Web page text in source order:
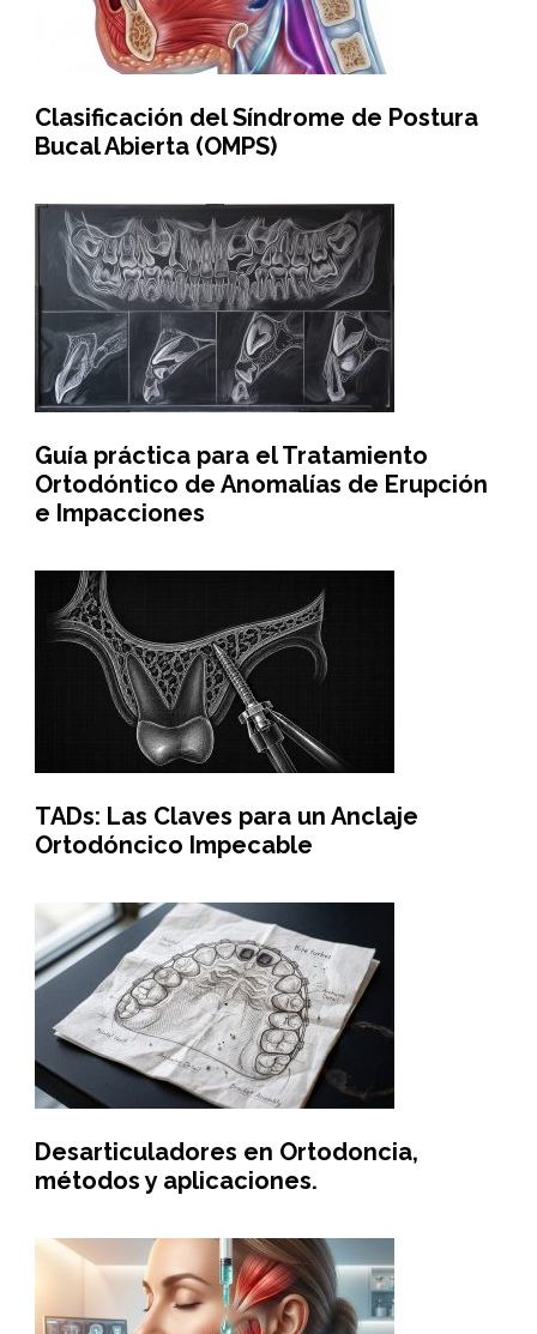
Clasificación del Síndrome de Postura
Bucal Abierta (OMPS)
Guía práctica para el Tratamiento
Ortodóntico de Anomalías de Erupción
e Impacciones
TADs: Las Claves para un Anclaje
Ortodóncico Impecable
Desarticuladores en Ortodoncia,
métodos y aplicaciones.